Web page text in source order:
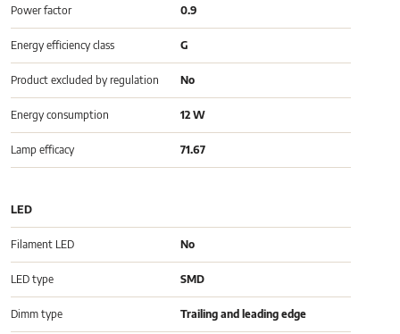
Power factor 0.9
Energy efficiency class G
Product excluded by regulation No
Energy consumption 12 W
Lamp efficacy 71.67
LED
Filament LED No
LED type SMD
Dimm type Trailing and leading edge